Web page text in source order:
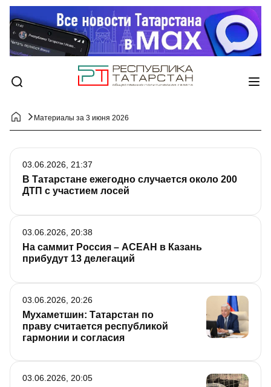
Материалы за 3 июня 2026
В Татарстане ежегодно случается около 200
ДТП с участием лосей
03.06.2026, 21:37
На саммит Россия – АСЕАН в Казань
прибудут 13 делегаций
03.06.2026, 20:38
Мухаметшин: Татарстан по
праву считается республикой
гармонии и согласия
03.06.2026, 20:26
03.06.2026, 20:05